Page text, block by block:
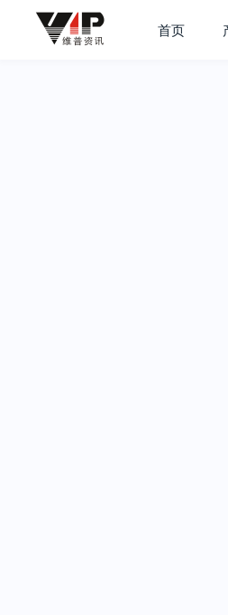
首页